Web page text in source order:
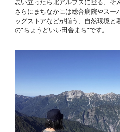
思い立ったら北アルプスに登る、そ
さらにまちなかには総合病院やスー
ッグストアなどが揃う、自然環境と
の“ちょうどいい田舎まち”です。